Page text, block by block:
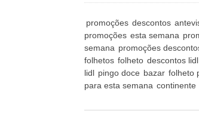
promoções descontos
promoções esta semana
semana promoções
folhetos folheto descontos lidl
lidl pingo doce bazar folheto
para esta semana continente